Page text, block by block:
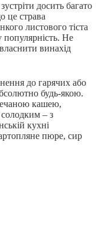
досить багато
це страва
листового тіста
Не
винахід
до гарячих або
будь-якою.
кашею,
– з
кухні
пюре, сир